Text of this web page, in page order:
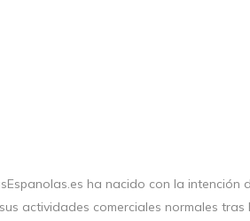
ha nacido con la intención
actividades comerciales normales tras